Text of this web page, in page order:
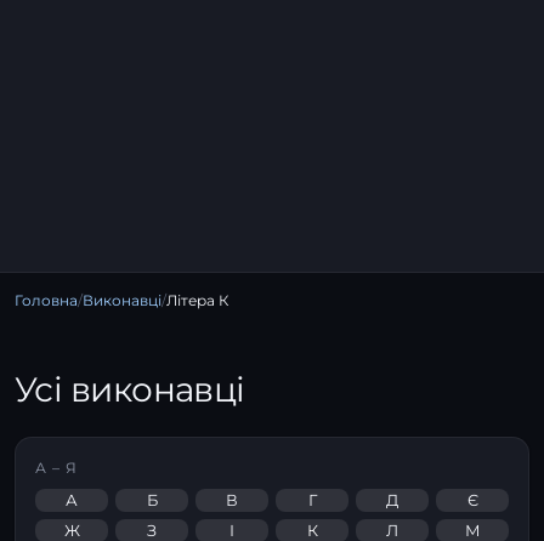
Головна/Виконавці/Літера К
Усі виконавці
А – Я
А Б В Г Д
Є
Ж
З І К Л
М